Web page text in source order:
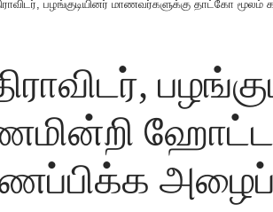
பழங்குடியினர் மாணவர்களுக்கு தாட்கோ